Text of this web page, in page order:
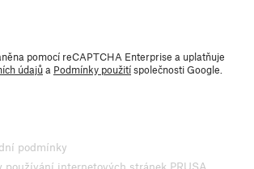
pomocí reCAPTCHA Enterprise a uplatňuje
údajůa Podmínky použitíspolečnosti Google.
podmínky